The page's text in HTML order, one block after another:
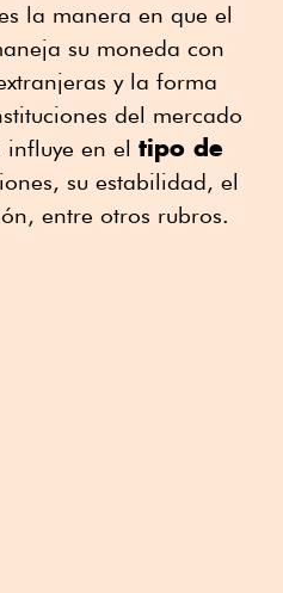
la manera en que el
su moneda con
y la forma
del mercado
influye en el tipo de
su estabilidad, el
entre otros rubros.